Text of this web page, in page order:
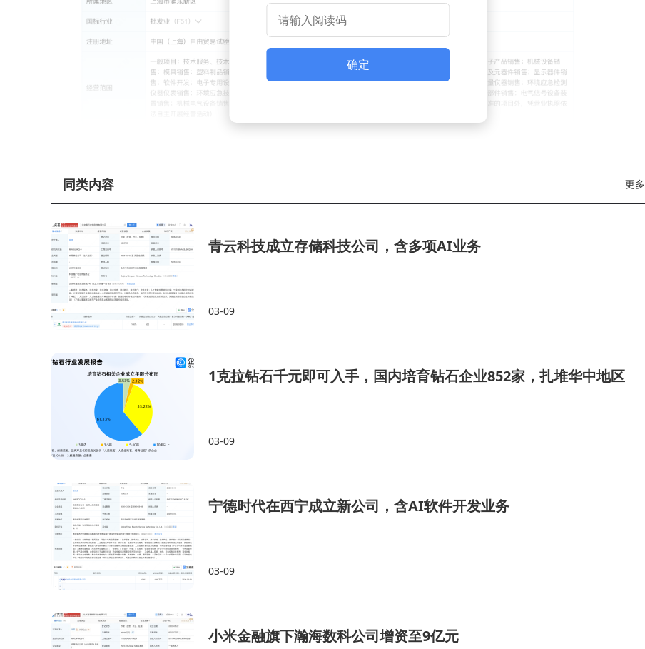
确定
更多
同类内容
青云科技成立存储科技公司，含多项AI业务
03-09
1克拉钻石千元即可入手，国内培育钻石企业852家，扎堆华中地区
03-09
宁德时代在西宁成立新公司，含AI软件开发业务
03-09
小米金融旗下瀚海数科公司增资至9亿元